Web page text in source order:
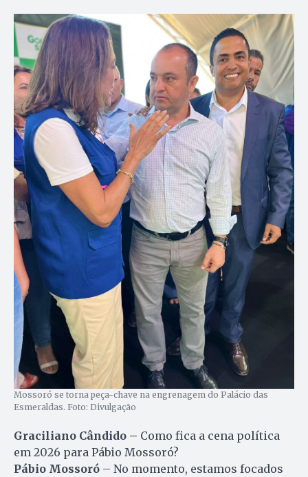
Mossoró se torna peça-chave na engrenagem do Palácio das
Esmeraldas. Foto: Divulgação
Graciliano Cândido – Como fica a cena política
em 2026 para Pábio Mossoró?
Pábio Mossoró – No momento, estamos focados